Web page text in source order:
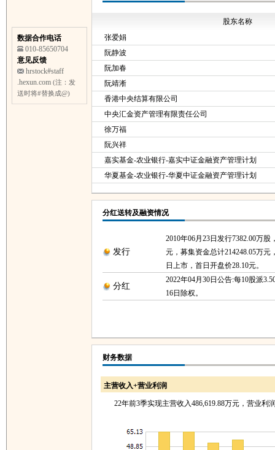
数据合作电话
010-85650704
意见反馈
hrstock#staff
.hexun.com (注：发
送时将#替换成@)
股东名称
张爱娟
阮静波
阮加春
阮靖淅
香港中央结算有限公司
中央汇金资产管理有限责任公司
徐万福
阮兴祥
嘉实基金-农业银行-嘉实中证金融资产管理计划
华夏基金-农业银行-华夏中证金融资产管理计划
分红送转及融资情况
发行
2010年06月23日发行7382.00万股
元，募集资金总计214248.05万元
日上市，首日开盘价28.10元。
分红
2022年04月30日公告:每10股派
16日除权。
财务数据
主营收入+营业利润
22年前3季实现主营收入486,619.88万元，营业利